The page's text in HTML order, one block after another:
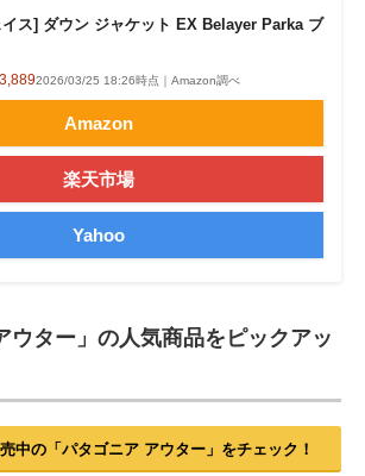
イス] ダウン ジャケット EX Belayer Parka ブ
2026/03/25 18:26時点｜Amazon調べ
Amazon
楽天市場
Yahoo
ウター」の人気商品をピックアッ
中の「パタゴニア アウター」をチェック！